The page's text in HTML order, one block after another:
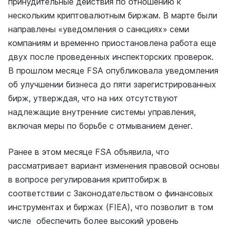
нескольким криптовалютным биржам. В марте были
направлены «уведомления о санкциях» семи
компаниям и временно приостановлена работа еще
двух после проведенных инспекторских проверок.
В прошлом месяце FSA опубликовала уведомления
об улучшении бизнеса до пяти зарегистрированных
бирж, утверждая, что на них отсутствуют
надлежащие внутренние системы управления,
включая меры по борьбе с отмыванием денег.
Ранее в этом месяце FSA объявила, что
рассматривает вариант изменения правовой основы
в вопросе регулирования криптобирж в
соответствии с Законодательством о финансовых
инструментах и биржах (FIEA), что позволит в том
числе обеспечить более высокий уровень